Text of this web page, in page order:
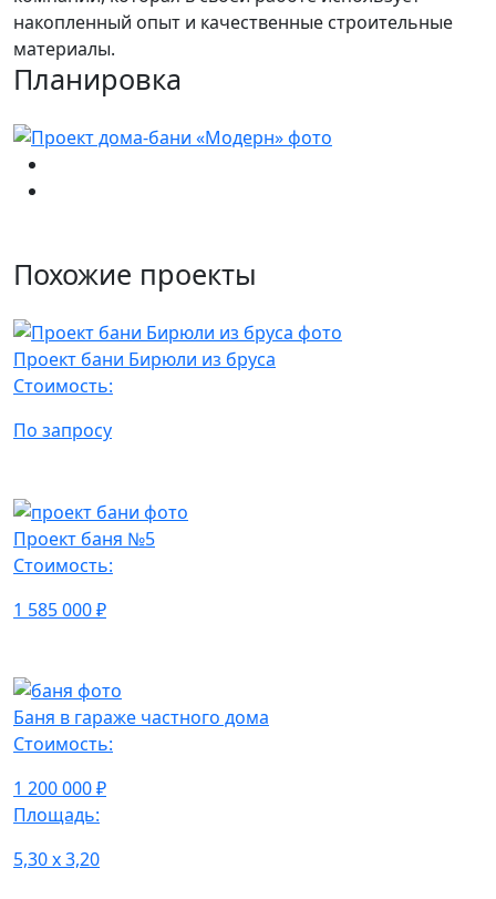
накопленный опыт и качественные строительные
материалы.
Планировка
Похожие проекты
Проект бани Бирюли из бруса
Стоимость:
По запросу
Проект баня №5
Стоимость:
1 585 000 ₽
Баня в гараже частного дома
Стоимость:
1 200 000 ₽
Площадь:
5,30 x 3,20